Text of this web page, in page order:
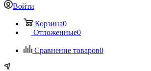
Войти
Корзина0
Отложенные0
Сравнение товаров0